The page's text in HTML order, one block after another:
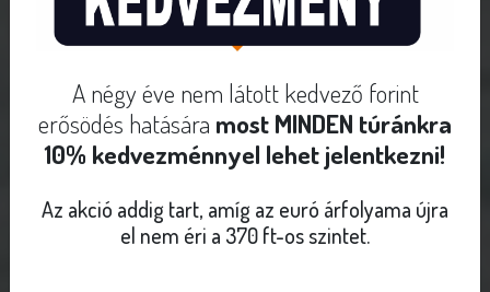
A négy éve nem látott kedvező forint
erősödés hatására most MINDEN túránkra
10% kedvezménnyel lehet jelentkezni!
Az akció addig tart, amíg az euró árfolyama újra
el nem éri a 370 ft-os szintet.